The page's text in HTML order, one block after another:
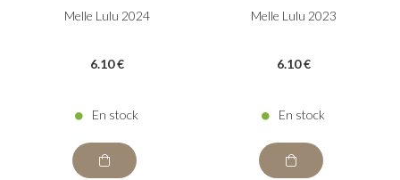
Melle Lulu 2024
6.10 €
En stock
Melle Lulu 2023
6.10 €
En stock